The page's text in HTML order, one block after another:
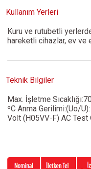
Kullanım Yerleri
Kuru ve rutubetli
hareketli cihazlar, ev ve
Teknik Bilgiler
Max. İşletme
ºC Anma Gerilimi:(Uo/
Volt (H05VV-F) AC Test